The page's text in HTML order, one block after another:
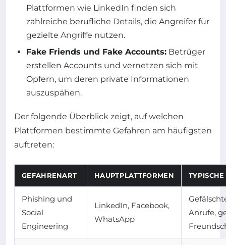
Plattformen wie LinkedIn finden sich
zahlreiche berufliche Details, die Angreifer für
gezielte Angriffe nutzen.
Fake Friends und Fake Accounts: Betrüger
erstellen Accounts und vernetzen sich mit
Opfern, um deren private Informationen
auszuspähen.
Der folgende Überblick zeigt, auf welchen
Plattformen bestimmte Gefahren am häufigsten
auftreten:
GEFAHRENART HAUPTPLATTFORMEN
Phishing und
Social
Engineering
LinkedIn, Facebook,
WhatsApp
Anrufe,